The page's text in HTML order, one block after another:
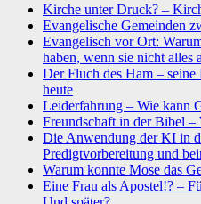
Kirche unter Druck? –
Evangelische Gemeinden
Evangelisch vor Ort:
haben, wenn sie nicht alles
Der Fluch des Ham –
heute
Leiderfahrung – Wie kann
Freundschaft in der Bibel –
Die Anwendung der KI in
Predigtvorbereitung und
Warum konnte Mose das
Eine Frau als Apostel!? –